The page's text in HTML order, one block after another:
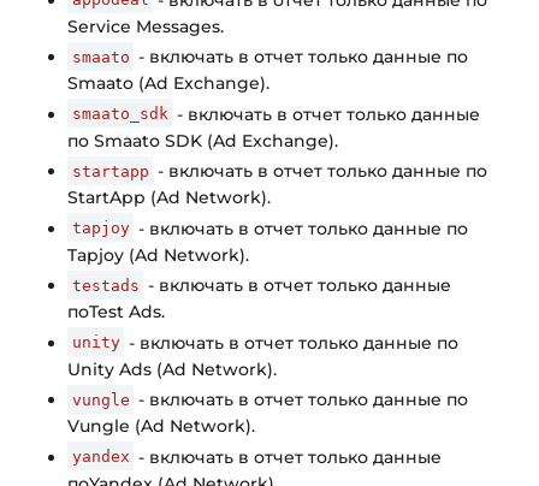
Service Messages.
smaato - включать в отчет только данные по
Smaato (Ad Exchange).
smaato_sdk - включать в отчет только данные
по Smaato SDK (Ad Exchange).
startapp - включать в отчет только данные по
StartApp (Ad Network).
tapjoy - включать в отчет только данные по
Tapjoy (Ad Network).
testads - включать в отчет только данные
поTest Ads.
unity - включать в отчет только данные по
Unity Ads (Ad Network).
vungle - включать в отчет только данные по
Vungle (Ad Network).
yandex - включать в отчет только данные